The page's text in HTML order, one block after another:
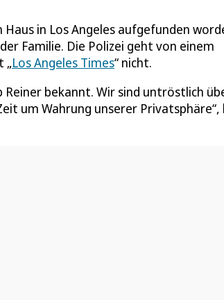
in Los Angeles aufgefunden
Familie. Die Polizei geht von einem
„Los Angeles Times“ nicht.
bekannt. Wir sind untröstlich
um Wahrung unserer Privatsphäre“,